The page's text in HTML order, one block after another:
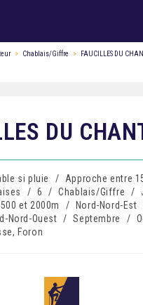
> Chablais/Giffre > FAUCILLES DU
DU
si pluie /
Approche entre
/ 6 / Chablais/Giffre /
et 2000m
/ Nord-Nord-Est
Nord-Ouest / Septembre /
Foron